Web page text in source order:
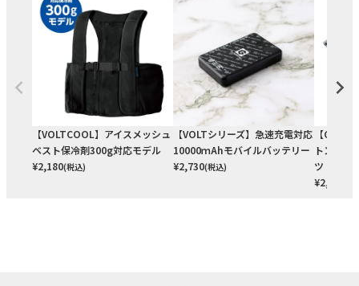
【VOLTCOOL】アイスメッシュ
ベスト保冷剤300g対応モデル
¥2,180(税込)
【VOLTシリーズ】急速充電対応
10000ｍAhモバイルバッテリー
¥2,730(税込)
【
トンドラ
ツ
¥2,510